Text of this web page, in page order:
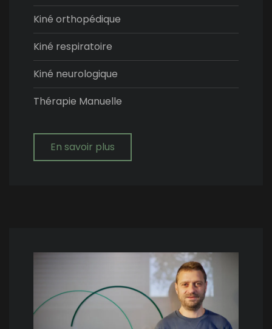
Kiné orthopédique
Kiné respiratoire
Kiné neurologique
Thérapie Manuelle
En savoir plus